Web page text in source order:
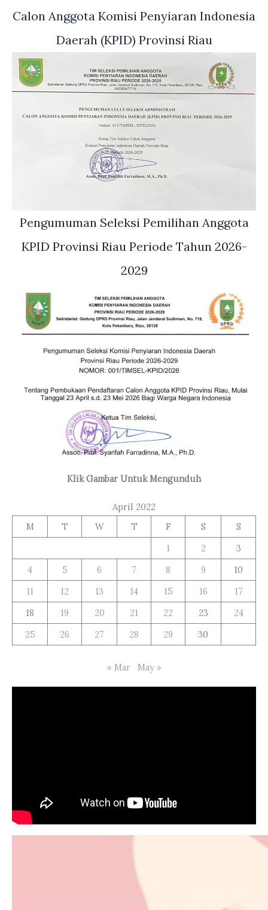
Calon Anggota Komisi Penyiaran Indonesia
Daerah (KPID) Provinsi Riau
Pengumuman Seleksi Pemilihan Anggota
KPID Provinsi Riau Periode Tahun 2026-
2029
Klik Gambar Untuk Mengunduh
April 2022
M
T W T F S
S
1
2
3
4
5 6 7 8 9
10
11
12 13 14 15 16
17
18
19 20 21 22 23
24
25
26 27 28 29 30
« Mar May »